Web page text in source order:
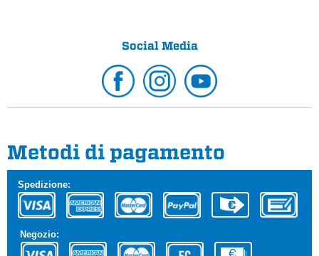
Social Media
Metodi di pagamento
Spedizione:
Negozio: